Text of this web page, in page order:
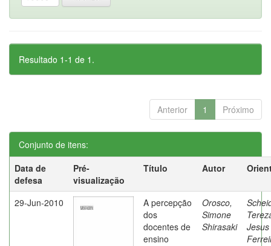
Resultado 1-1 de 1.
Anterior 1 Próximo
Conjunto de itens:
Data de
defesa
Pré-
visualização
Título Autor
29-Jun-2010
A percepção
dos
docentes de
ensino
Orosco,
Simone
Shirasaki
Jesus